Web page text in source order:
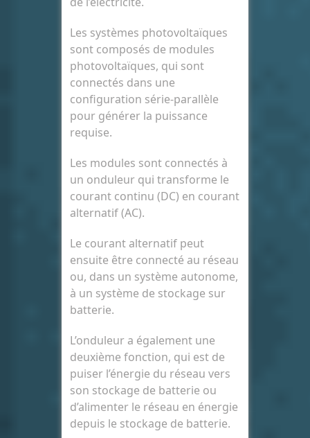
Les systèmes photovoltaïques
sont composés de modules
photovoltaïques, qui sont
connectés dans une
configuration série-parallèle
pour générer la puissance
requise.
Les modules sont connectés à
un onduleur qui transforme le
courant continu (DC) en courant
alternatif (AC).
Le courant alternatif peut
ensuite être connecté au réseau
ou, dans un système autonome,
à un système de stockage sur
batterie.
L’onduleur a également une
deuxième fonction, qui est de
puiser l’énergie du réseau vers
son stockage de batterie ou
d’alimenter le réseau en énergie
depuis le stockage de batterie.